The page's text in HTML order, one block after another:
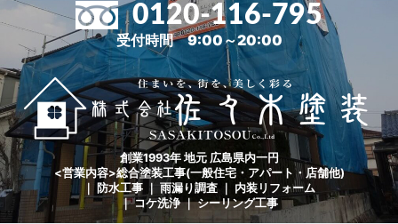
0120-116-795
受付時間 9:00～20:00
創業1993年 地元 広島県内一円
<営業内容>総合塗装工事(一般住宅・アパート・店舗他)
｜ 防水工事 ｜ 雨漏り調査 ｜ 内装リフォーム
｜ コケ洗浄 ｜ シーリング工事